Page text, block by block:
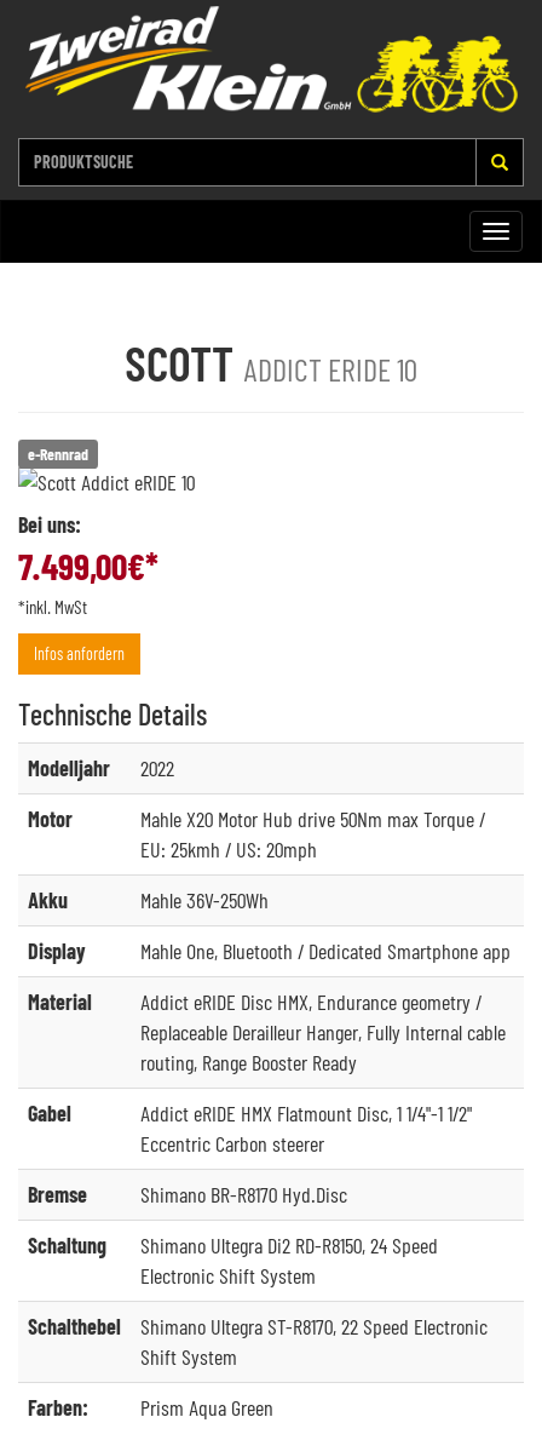
Toggle
SCOTT ADDICT ERIDE 10
e-Rennrad
Bei uns:
7.499,00€*
*inkl. MwSt
Infos anfordern
Technische Details
Modelljahr
2022
Motor
Mahle X20 Motor Hub drive 50Nm max Torque /
EU: 25kmh / US: 20mph
Akku
Mahle 36V-250Wh
Display
Mahle One, Bluetooth / Dedicated Smartphone app
Material
Addict eRIDE Disc HMX, Endurance geometry /
Replaceable Derailleur Hanger, Fully Internal cable
routing, Range Booster Ready
Gabel
Addict eRIDE HMX Flatmount Disc, 1 1/4"-1 1/2"
Eccentric Carbon steerer
Bremse
Shimano BR-R8170 Hyd.Disc
Schaltung
Shimano Ultegra Di2 RD-R8150, 24 Speed
Electronic Shift System
Schalthebel
Shimano Ultegra ST-R8170, 22 Speed Electronic
Shift System
Farben:
Prism Aqua Green